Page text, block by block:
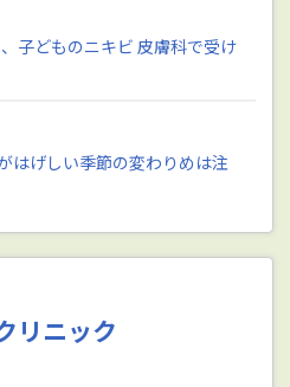
子どものニキビ 皮膚科で受け
はげしい季節の変わりめは注
リニック